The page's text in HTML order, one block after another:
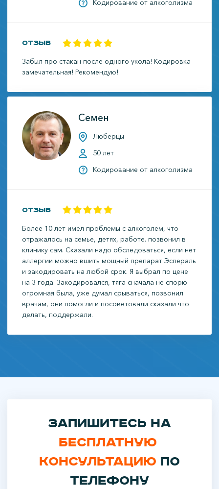
Кодирование от алкоголизма
Отзыв
Забыл про стакан после одного укола! Кодировка
замечательная! Рекомендую!
Семен
Люберцы
50 лет
Кодирование от алкоголизма
Отзыв
Более 10 лет имел проблемы с алкоголем, что
отражалось на семье, детях, работе. позвонил в
клинику сам. Сказали надо обследоваться, если нет
аллергии можно вшить мощный препарат Эспераль
и закодировать на любой срок. Я выбрал по цене
на 3 года. Закодировался, тяга сначала не спорю
огромная была, уже думал срываться, позвонил
врачам, они помогли и посоветовали сказали что
делать, поддержали.
Запишитесь на
бесплатную
консультацию по
телефону